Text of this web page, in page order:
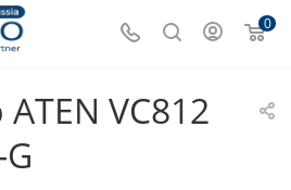
0
VC812